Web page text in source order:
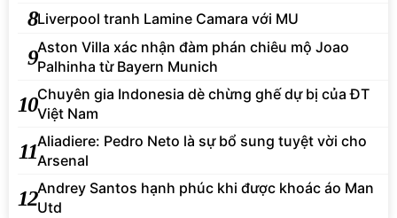
8Liverpool tranh Lamine Camara với MU
9Aston Villa xác nhận đàm phán chiêu mộ Joao
Palhinha từ Bayern Munich
10Chuyên gia Indonesia dè chừng ghế dự bị của ĐT
Việt Nam
11Aliadiere: Pedro Neto là sự bổ sung tuyệt vời cho
Arsenal
12Andrey Santos hạnh phúc khi được khoác áo Man
Utd